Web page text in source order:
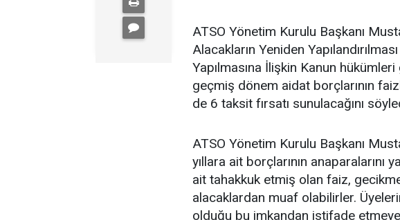
ATSO Yönetim Kurulu Başkanı
Alacakların Yeniden
Yapılmasına İlişkin Kanun
geçmiş dönem aidat borçlarının
de 6 taksit fırsatı sunulacağını
ATSO Yönetim Kurulu Başkanı
yıllara ait borçlarının anaparalarını
ait tahakkuk etmiş olan faiz,
alacaklardan muaf olabilirler.
olduğu bu imkandan istifade